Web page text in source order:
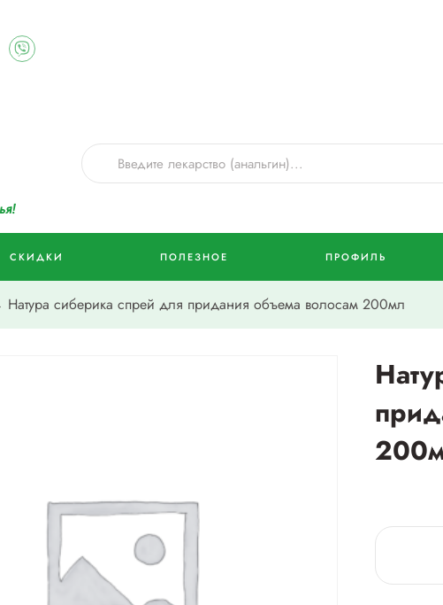
СКИДКИ ПОЛЕЗНОЕ ПРОФИЛЬ
Натура сиберика спрей для придания объема волосам 200мл